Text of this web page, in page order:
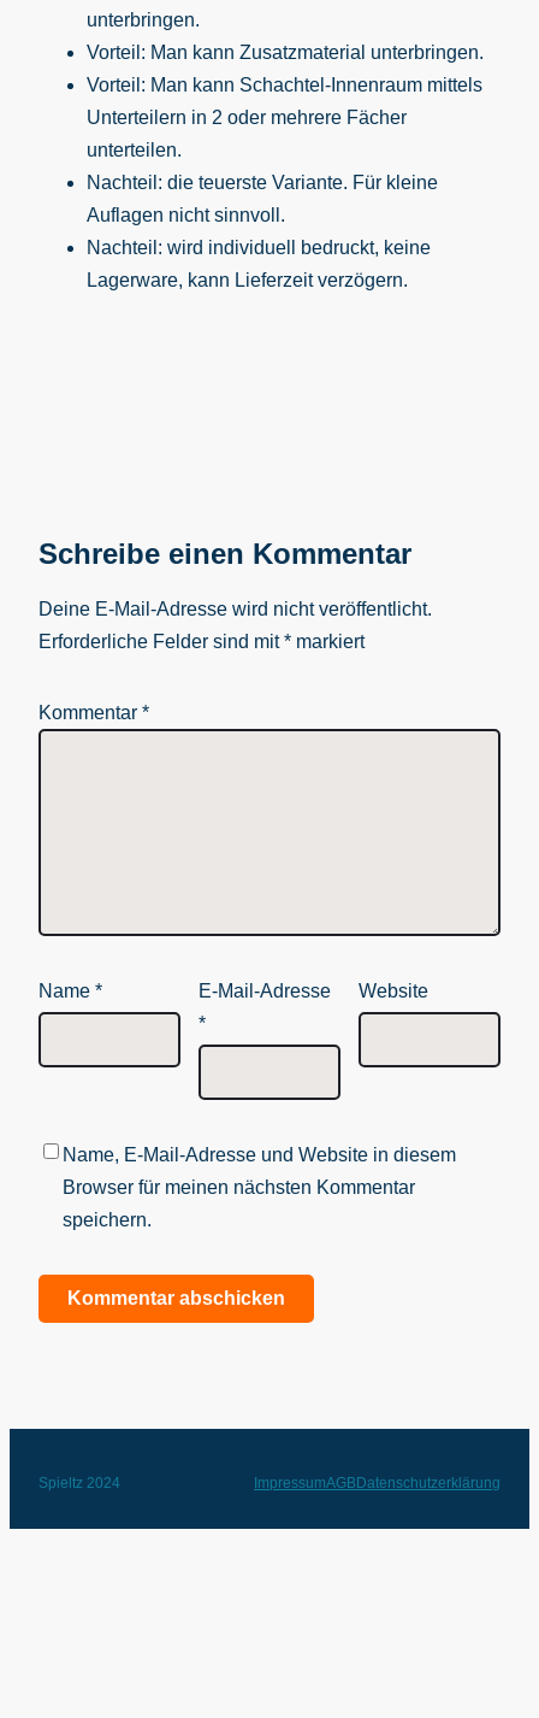
unterbringen.
Vorteil: Man kann Zusatzmaterial unterbringen.
Vorteil: Man kann Schachtel-Innenraum mittels
Unterteilern in 2 oder mehrere Fächer
unterteilen.
Nachteil: die teuerste Variante. Für kleine
Auflagen nicht sinnvoll.
Nachteil: wird individuell bedruckt, keine
Lagerware, kann Lieferzeit verzögern.
Schreibe einen Kommentar
Deine E-Mail-Adresse wird nicht veröffentlicht.
Erforderliche Felder sind mit* markiert
Kommentar *
Name *
E-Mail-Adresse
*
Website
Name, E-Mail-Adresse und Website in diesem
Browser für meinen nächsten Kommentar
speichern.
Spieltz 2024 ImpressumAGBDatenschutzerklärung